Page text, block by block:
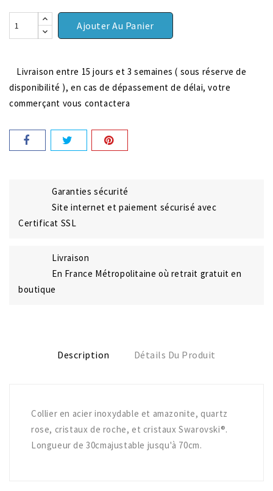
Ajouter Au Panier
Livraison entre 15 jours et 3 semaines ( sous réserve de
disponibilité ), en cas de dépassement de délai, votre
commerçant vous contactera
Garanties sécurité
Site internet et paiement sécurisé avec
Certificat SSL
Livraison
En France Métropolitaine où retrait gratuit en
boutique
Description Détails Du Produit
Collier en acier inoxydable et amazonite, quartz
rose, cristaux de roche, et cristaux Swarovski®.
Longueur de 30cmajustable jusqu'à 70cm.